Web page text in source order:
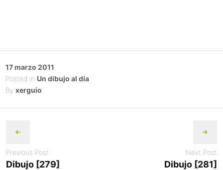
Posted
on
17 marzo 2011
Posted in Un dibujo al día
By xerguio
navigation
Previous Post
Dibujo [279]
Next Post
Dibujo [281]